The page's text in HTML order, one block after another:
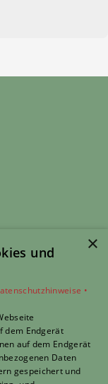
×
und
•
dem Endgerät
auf dem Endgerät
Daten
gespeichert und